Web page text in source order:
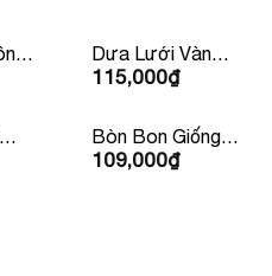
Dưa Lưới Vàng
Huỳnh Long
115,000₫
Bòn Bon Giống
Thái Lan
109,000₫